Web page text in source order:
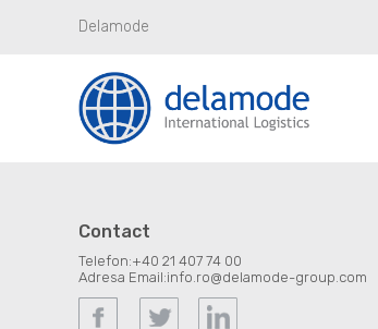
Delamode
Contact
Telefon:+40 21 407 74 00
Adresa Email:info.ro@delamode-group.com